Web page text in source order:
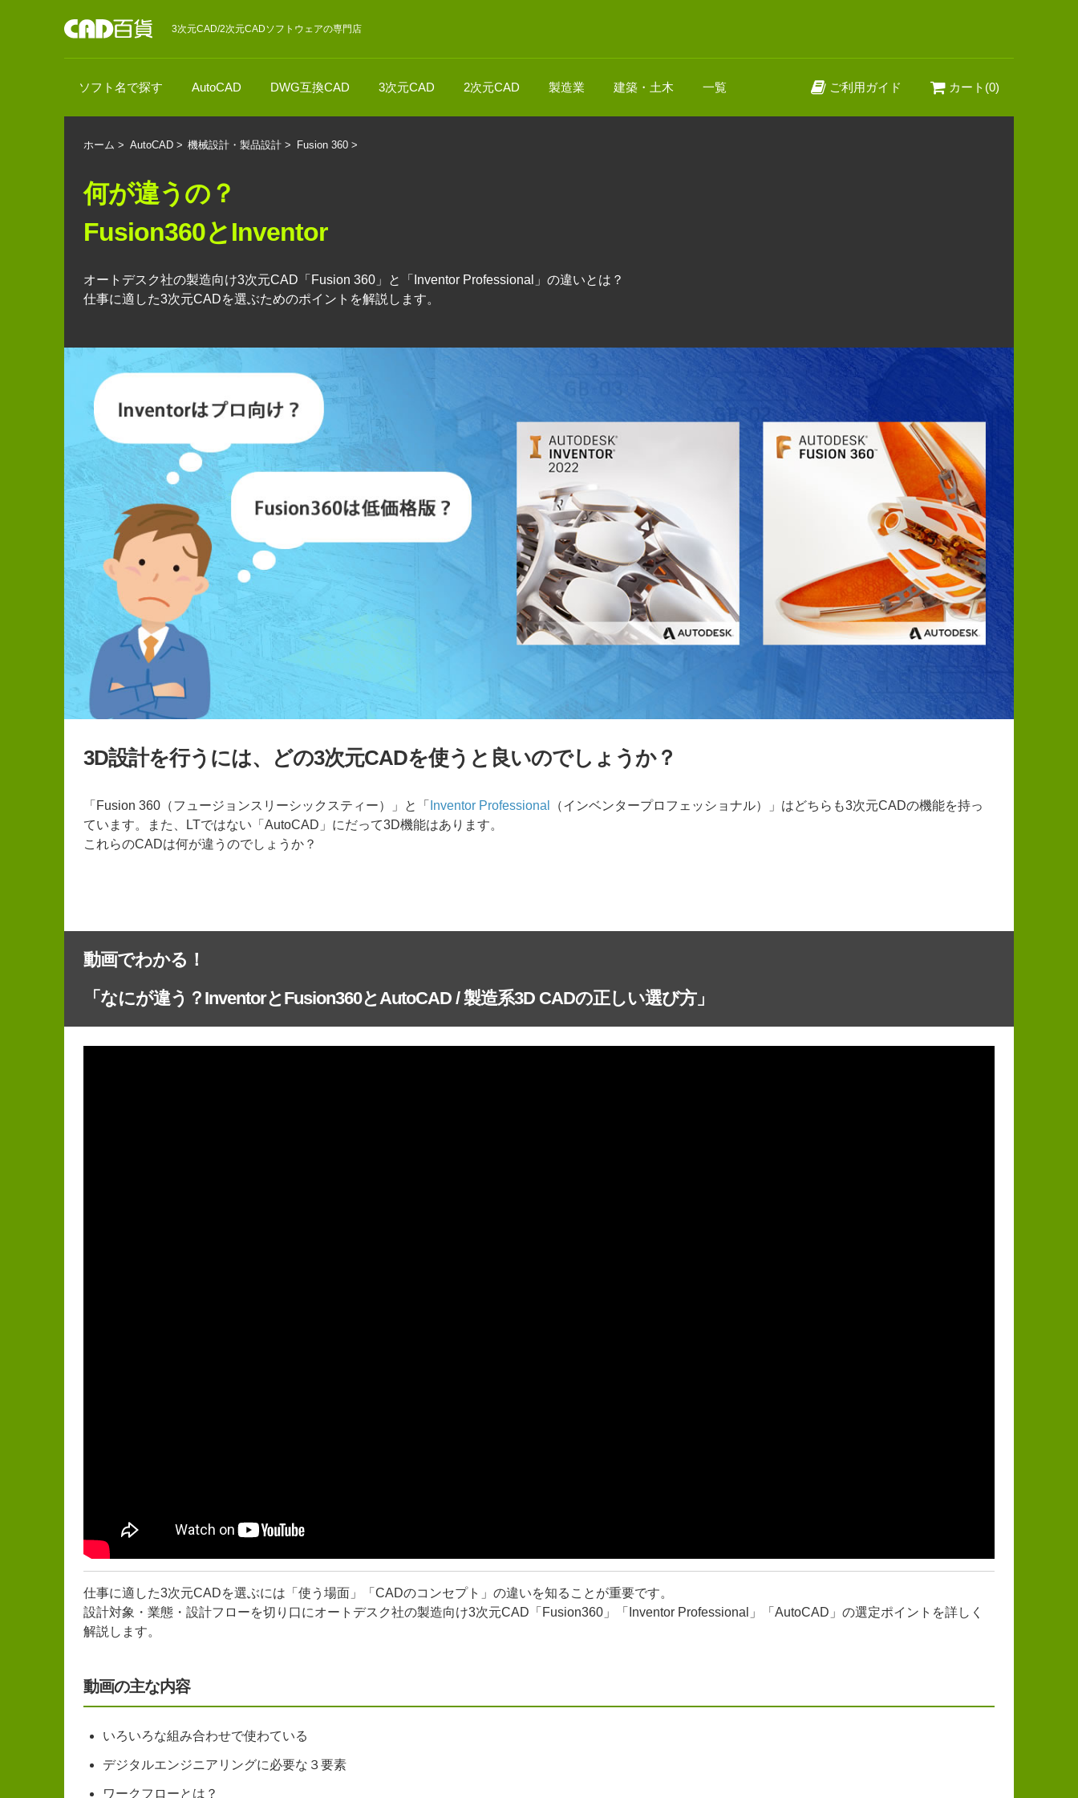
3次元CAD/2次元CADソフトウェアの専門店
ソフト名で探す AutoCAD DWG互換CAD 3次元CAD 2次元CAD 製造業 建築・土木 一覧 ご利用ガイド カート(0)
ホーム > AutoCAD > 機械設計・製品設計 > Fusion 360 >
何が違うの？
Fusion360とInventor
オートデスク社の製造向け3次元CAD「Fusion 360」と「Inventor Professional」の違いとは？
仕事に適した3次元CADを選ぶためのポイントを解説します。
3D設計を行うには、どの3次元CADを使うと良いのでしょうか？
「Fusion 360（フュージョンスリーシックスティー）」と「 Inventor Professional
（インベンタープロフェッショナル）」はどちらも3次元CADの機能を持っ
ています。また、LTではない「AutoCAD」にだって3D機能はあります。
これらのCADは何が違うのでしょうか？
動画でわかる！
「なにが違う？InventorとFusion360とAutoCAD / 製造系3D CADの正しい選び方」
仕事に適した3次元CADを選ぶには「使う場面」「CADのコンセプト」の違いを知ることが重要です。
設計対象・業態・設計フローを切り口にオートデスク社の製造向け3次元CAD「Fusion360」「Inventor Professional」「AutoCAD」の選定ポイントを詳しく
解説します。
動画の主な内容
いろいろな組み合わせで使わている
デジタルエンジニアリングに必要な３要素
ワークフローとは？